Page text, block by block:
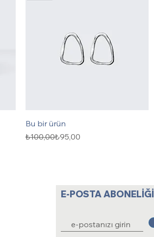
Bu bir ürün
Normal Fiyat
₺100,00
İndirimli Fiyat
₺95,00
E-POSTA ABONELİĞİ